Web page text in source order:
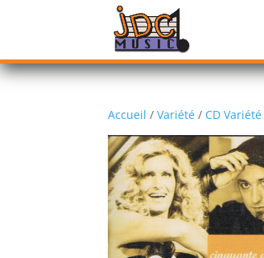
Accueil /Variété / CD Variété